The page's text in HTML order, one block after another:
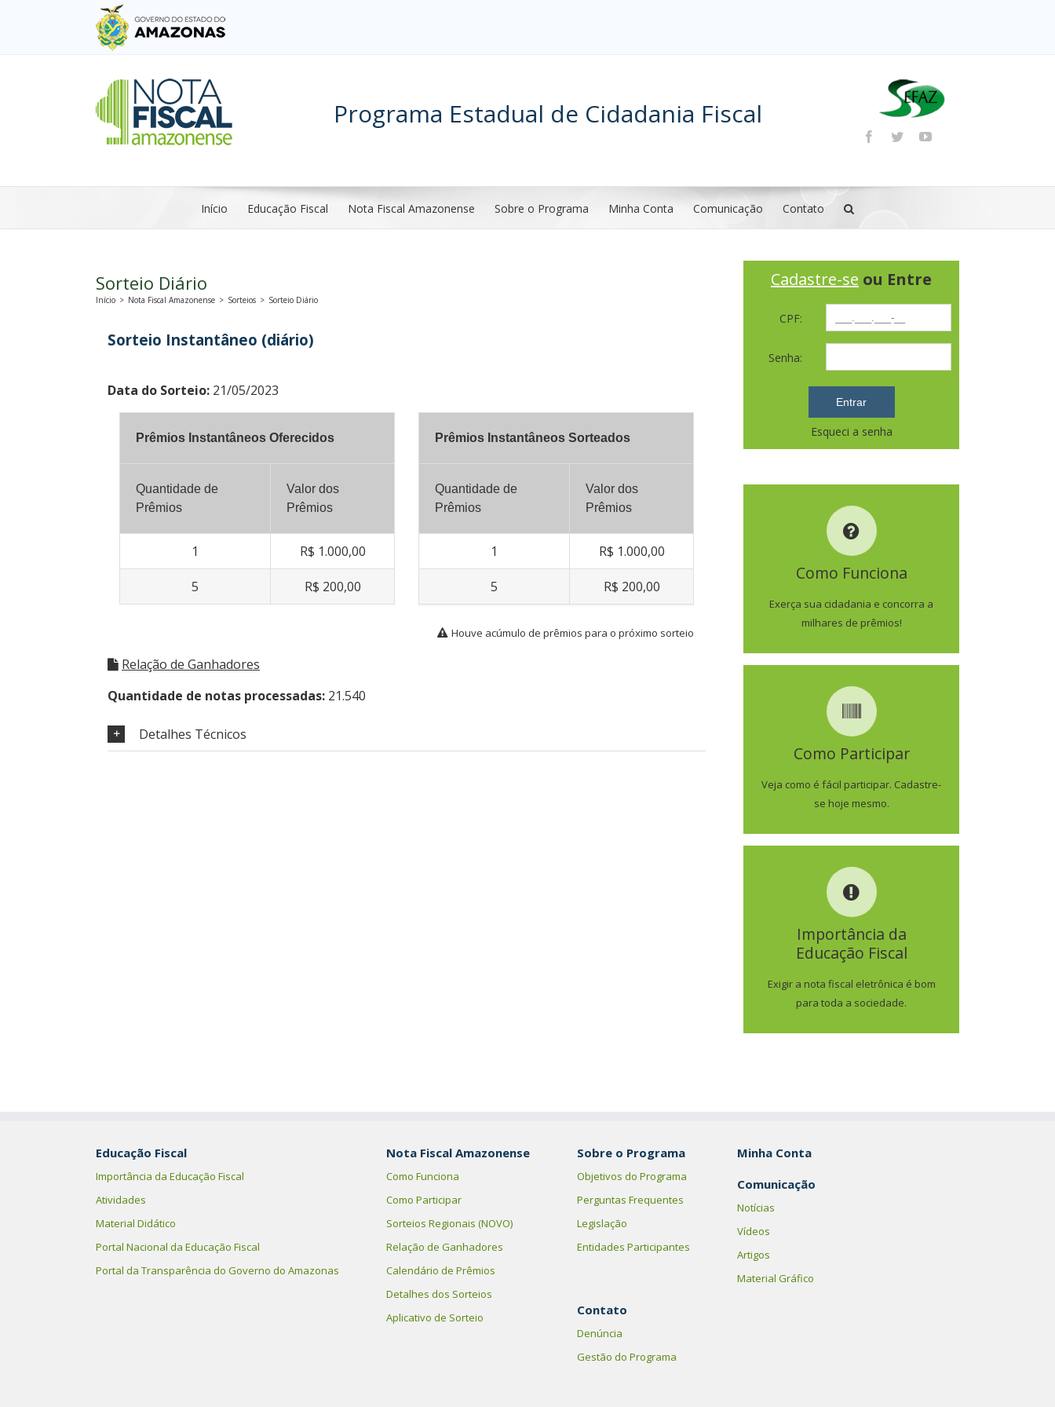
Programa Estadual de Cidadania Fiscal
Início Educação Fiscal Nota Fiscal Amazonense Sobre o Programa Minha Conta Comunicação Contato
Sorteio Diário
Início > Nota Fiscal Amazonense > Sorteios > Sorteio Diário
Sorteio Instantâneo (diário)
Data do Sorteio: 21/05/2023
Prêmios Instantâneos Oferecidos
Quantidade de
Prêmios
Valor dos
Prêmios
1 R$ 1.000,00
5 R$ 200,00
Prêmios Instantâneos Sorteados
Quantidade de
Prêmios
Valor dos
Prêmios
1 R$ 1.000,00
5 R$ 200,00
Houve acúmulo de prêmios para o próximo sorteio
Relação de Ganhadores
Quantidade de notas processadas: 21.540
Detalhes Técnicos
Cadastre-se ou Entre
CPF:
Senha:
Esqueci a senha
Como Funciona
Exerça sua cidadania e concorra a
milhares de prêmios!
COMO FUNCIONA
Como Participar
Veja como é fácil participar. Cadastre-
se hoje mesmo.
COMO PARTICIPAR
Importância da
Educação Fiscal
Exigir a nota fiscal eletrônica é bom
para toda a sociedade.
IMPORTÂNCIA DA
SAIBA MAIS
Educação Fiscal
Importância da Educação Fiscal
Atividades
Material Didático
Portal Nacional da Educação Fiscal
Portal da Transparência do Governo do Amazonas
Nota Fiscal Amazonense
Como Funciona
Como Participar
Sorteios Regionais (NOVO)
Relação de Ganhadores
Calendário de Prêmios
Detalhes dos Sorteios
Aplicativo de Sorteio
Sobre o Programa
Objetivos do Programa
Perguntas Frequentes
Legislação
Entidades Participantes
Minha Conta
Comunicação
Notícias
Vídeos
Artigos
Material Gráfico
Contato
Denúncia
Gestão do Programa